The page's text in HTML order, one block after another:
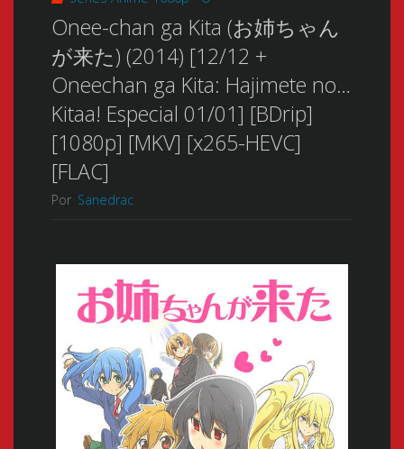
Onee-chan ga Kita (お姉ちゃん
が来た) (2014) [12/12 +
Oneechan ga Kita: Hajimete no…
Kitaa! Especial 01/01] [BDrip]
[1080p] [MKV] [x265-HEVC]
[FLAC]
Por Sanedrac